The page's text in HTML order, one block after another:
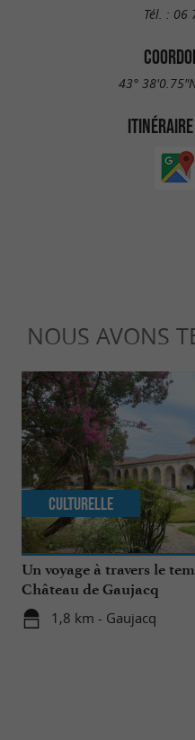
Tél. : 06
43°
NOUS AVONS
Un voyage à travers le
Château de Gaujacq
1,8 km - Gaujacq
Culturelle